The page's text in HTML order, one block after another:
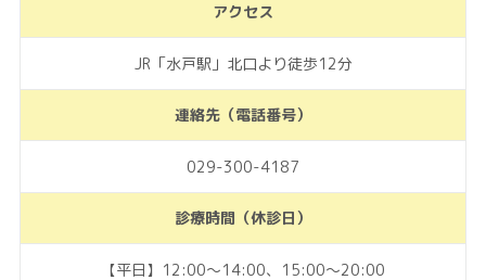
アクセス
JR「水戸駅」北口より徒歩12分
連絡先（電話番号）
029-300-4187
診療時間（休診日）
【平日】12:00～14:00、15:00～20:00